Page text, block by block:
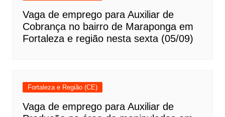
Vaga de emprego para Auxiliar de
Cobrança no bairro de Maraponga em
Fortaleza e região nesta sexta (05/09)
Fortaleza e Região (CE)
Vaga de emprego para Auxiliar de